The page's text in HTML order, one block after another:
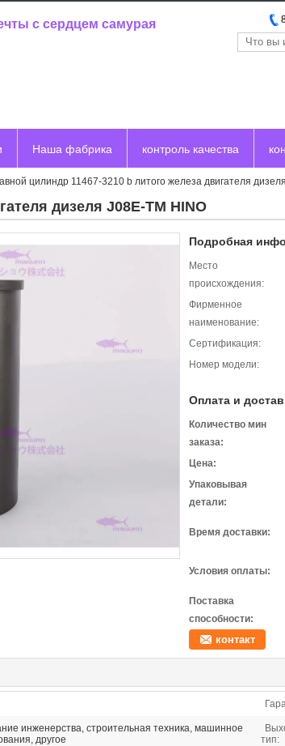
с сердцем самурая
Наша фабрика контроль качества
цилиндр 11467-3210 b литого железа двигателя
дизеля J08E-TM HINO
Подробная
Место
происхождения:
Фирменное
наименование:
Сертификация:
Номер модели:
Оплата и
Количество мин
заказа:
Цена:
Упаковывая
детали:
Время доставки:
Условия оплаты:
Поставка
способности:
контакт
инженерства, строительная техника, машинное
другое
тип: